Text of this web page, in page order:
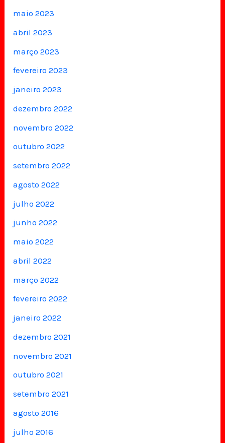
maio 2023
abril 2023
março 2023
fevereiro 2023
janeiro 2023
dezembro 2022
novembro 2022
outubro 2022
setembro 2022
agosto 2022
julho 2022
junho 2022
maio 2022
abril 2022
março 2022
fevereiro 2022
janeiro 2022
dezembro 2021
novembro 2021
outubro 2021
setembro 2021
agosto 2016
julho 2016